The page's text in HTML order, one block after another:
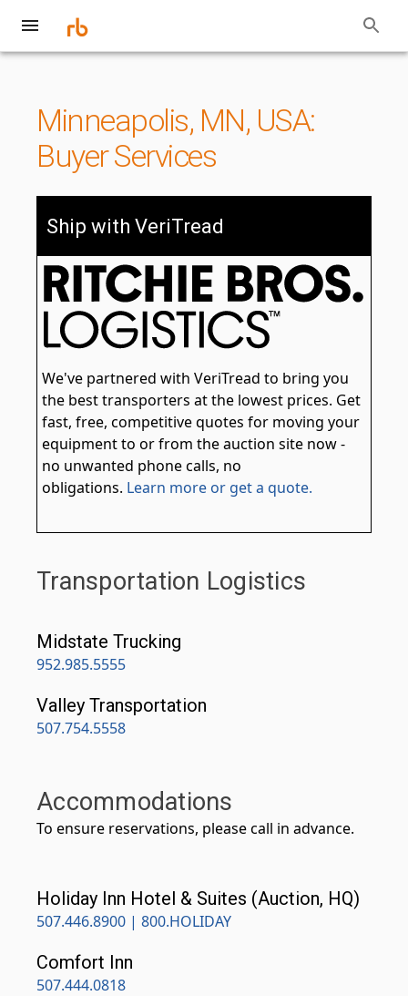
Minneapolis, MN, USA:
Buyer Services
Ship with VeriTread
We've partnered with VeriTread to bring you
the best transporters at the lowest prices. Get
fast, free, competitive quotes for moving your
equipment to or from the auction site now -
no unwanted phone calls, no
obligations. Learn more or get a quote.
Transportation Logistics
Midstate Trucking
952.985.5555
Valley Transportation
507.754.5558
Accommodations
To ensure reservations, please call in advance.
Holiday Inn Hotel & Suites (Auction, HQ)
507.446.8900 | 800.HOLIDAY
Comfort Inn
507.444.0818